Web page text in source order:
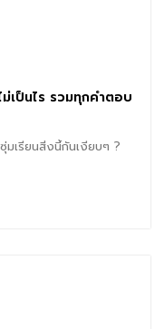
ป็นไร รวมทุกคำตอบ
มเรียนสิ่งนี้กันเงียบๆ ?